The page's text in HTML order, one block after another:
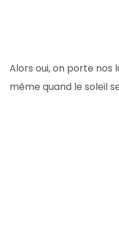
Alors oui, on porte nos
même quand le soleil